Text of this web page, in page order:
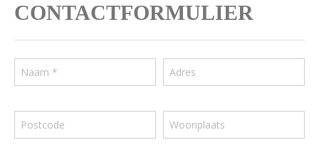
CONTACTFORMULIER